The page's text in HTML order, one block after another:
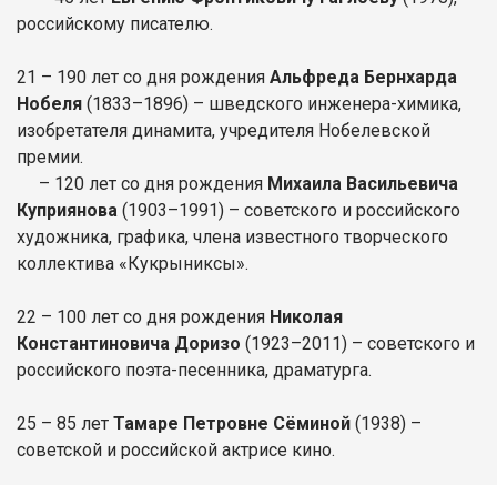
российскому писателю.
21 – 190 лет со дня рождения Альфреда Бернхарда
Нобеля (1833–1896) – шведского инженера-химика,
изобретателя динамита, учредителя Нобелевской
премии.
– 120 лет со дня рождения Михаила Васильевича
Куприянова (1903–1991) – советского и российского
художника, графика, члена известного творческого
коллектива «Кукрыниксы».
22 – 100 лет со дня рождения Николая
Константиновича Доризо (1923–2011) – советского и
российского поэта-песенника, драматурга.
25 – 85 лет Тамаре Петровне Сёминой (1938) –
советской и российской актрисе кино.